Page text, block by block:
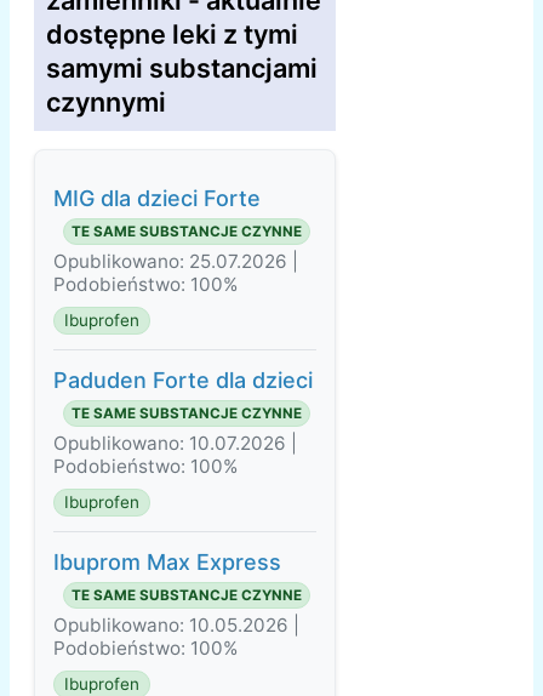
dostępne leki z tymi
samymi substancjami
czynnymi
MIG dla dzieci Forte
TE SAME SUBSTANCJE CZYNNE
Opublikowano: 25.07.2026 |
Podobieństwo: 100%
Ibuprofen
Paduden Forte dla dzieci
TE SAME SUBSTANCJE CZYNNE
Opublikowano: 10.07.2026 |
Podobieństwo: 100%
Ibuprofen
Ibuprom Max Express
TE SAME SUBSTANCJE CZYNNE
Opublikowano: 10.05.2026 |
Podobieństwo: 100%
Ibuprofen